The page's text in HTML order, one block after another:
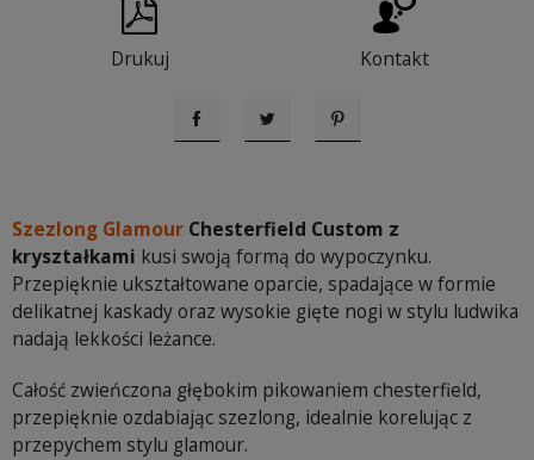
Drukuj Kontakt
UdostępnijTweetujPinterest
Szezlong Glamour Chesterfield Custom z
kryształkami kusi swoją formą do wypoczynku.
Przepięknie ukształtowane oparcie, spadające w formie
delikatnej kaskady oraz wysokie gięte nogi w stylu ludwika
nadają lekkości leżance.
Całość zwieńczona głębokim pikowaniem chesterfield,
przepięknie ozdabiając szezlong, idealnie korelując z
przepychem stylu glamour.